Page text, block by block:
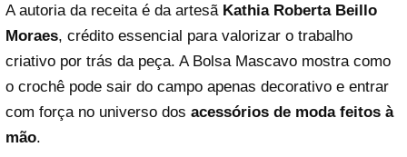
A autoria da receita é da artesã Kathia Roberta Beillo
Moraes, crédito essencial para valorizar o trabalho
criativo por trás da peça. A Bolsa Mascavo mostra como
o crochê pode sair do campo apenas decorativo e entrar
com força no universo dos acessórios de moda feitos à
mão.